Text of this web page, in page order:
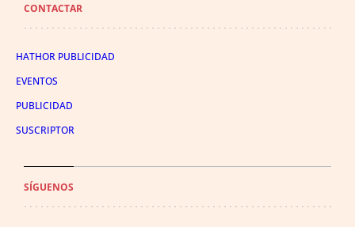
CONTACTAR
HATHOR PUBLICIDAD
EVENTOS
PUBLICIDAD
SUSCRIPTOR
SÍGUENOS